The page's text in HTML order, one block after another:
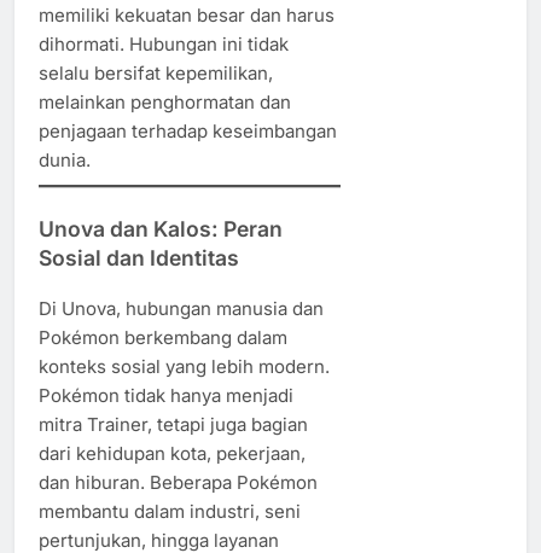
memiliki kekuatan besar dan harus
dihormati. Hubungan ini tidak
selalu bersifat kepemilikan,
melainkan penghormatan dan
penjagaan terhadap keseimbangan
dunia.
Unova dan Kalos: Peran
Sosial dan Identitas
Di Unova, hubungan manusia dan
Pokémon berkembang dalam
konteks sosial yang lebih modern.
Pokémon tidak hanya menjadi
mitra Trainer, tetapi juga bagian
dari kehidupan kota, pekerjaan,
dan hiburan. Beberapa Pokémon
membantu dalam industri, seni
pertunjukan, hingga layanan